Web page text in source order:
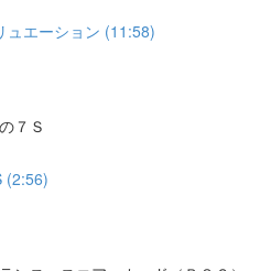
エーション (11:58)
７Ｓ
(2:56)